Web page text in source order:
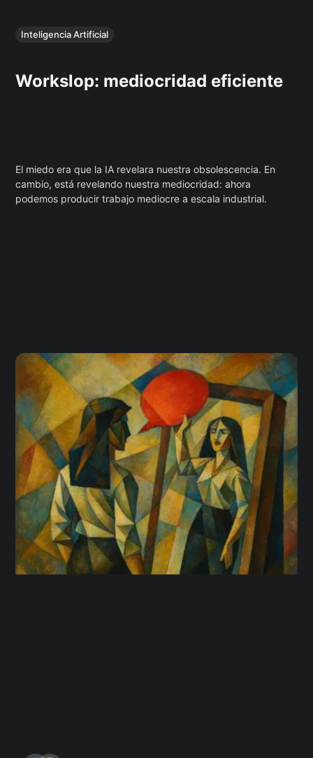
Inteligencia Artificial
Workslop: mediocridad eficiente
El miedo era que la IA revelara nuestra obsolescencia. En
cambio, está revelando nuestra mediocridad: ahora
podemos producir trabajo mediocre a escala industrial.